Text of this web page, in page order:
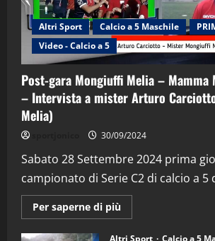
Altri Sport Calcio a 5 Maschile
Video - Calcio a 5
Post-gara Mongiuffi Melia –
– Intervista a mister Arturo
Melia)
30/09/2024
Sabato 28 Settembre 2024 prima
campionato di Serie C2 di calcio a 5
Per saperne di più
informazioni
Post-
Altri Sport
Calcio a 5
2
“SportEmpire” in
(Martedi 28 Aprile
28/04/2026
"SportEmpire" in Podcast
“SportEmpire” in